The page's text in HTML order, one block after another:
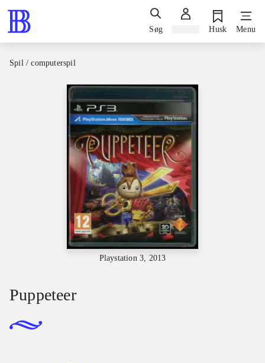
Søg Husk Menu
Spil / computerspil
Playstation 3, 2013
Puppeteer